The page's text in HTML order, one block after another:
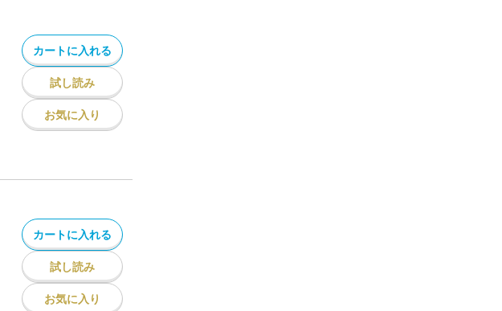
カートに入れる
試し読み
お気に入り
カートに入れる
試し読み
お気に入り